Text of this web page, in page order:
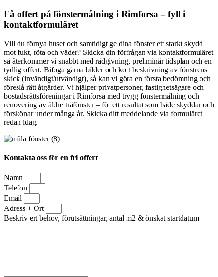
Få offert på fönstermålning i Rimforsa – fyll i
kontaktformuläret
Vill du förnya huset och samtidigt ge dina fönster ett starkt skydd
mot fukt, röta och väder? Skicka din förfrågan via kontaktformuläret
så återkommer vi snabbt med rådgivning, preliminär tidsplan och en
tydlig offert. Bifoga gärna bilder och kort beskrivning av fönstrens
skick (invändigt/utvändigt), så kan vi göra en första bedömning och
föreslå rätt åtgärder. Vi hjälper privatpersoner, fastighetsägare och
bostadsrättsföreningar i Rimforsa med trygg fönstermålning och
renovering av äldre träfönster – för ett resultat som både skyddar och
förskönar under många år. Skicka ditt meddelande via formuläret
redan idag.
Kontakta oss för en fri offert
Namn
Telefon
Email
Adress + Ort
Beskriv ert behov, förutsättningar, antal m2 & önskat startdatum